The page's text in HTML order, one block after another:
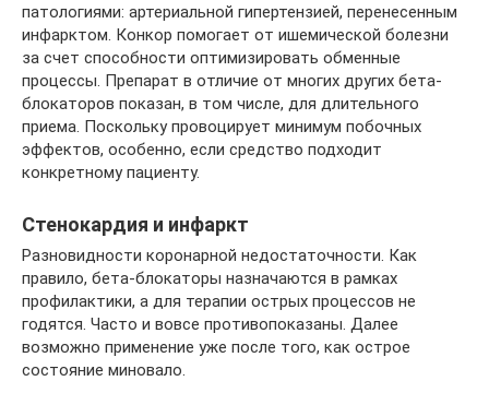
патологиями: артериальной гипертензией, перенесенным
инфарктом. Конкор помогает от ишемической болезни
за счет способности оптимизировать обменные
процессы. Препарат в отличие от многих других бета-
блокаторов показан, в том числе, для длительного
приема. Поскольку провоцирует минимум побочных
эффектов, особенно, если средство подходит
конкретному пациенту.
Стенокардия и инфаркт
Разновидности коронарной недостаточности. Как
правило, бета-блокаторы назначаются в рамках
профилактики, а для терапии острых процессов не
годятся. Часто и вовсе противопоказаны. Далее
возможно применение уже после того, как острое
состояние миновало.